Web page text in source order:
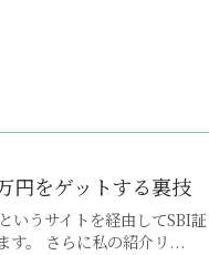
円をゲットする裏技
いうサイトを経由してSBI証
す。 さらに私の紹介リ...